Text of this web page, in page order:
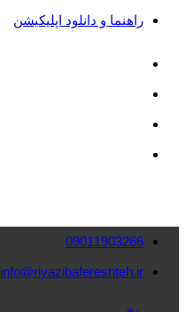
راهنما و دانلود اپلیکیشن
09011903266
info@riyazibafereshteh.ir